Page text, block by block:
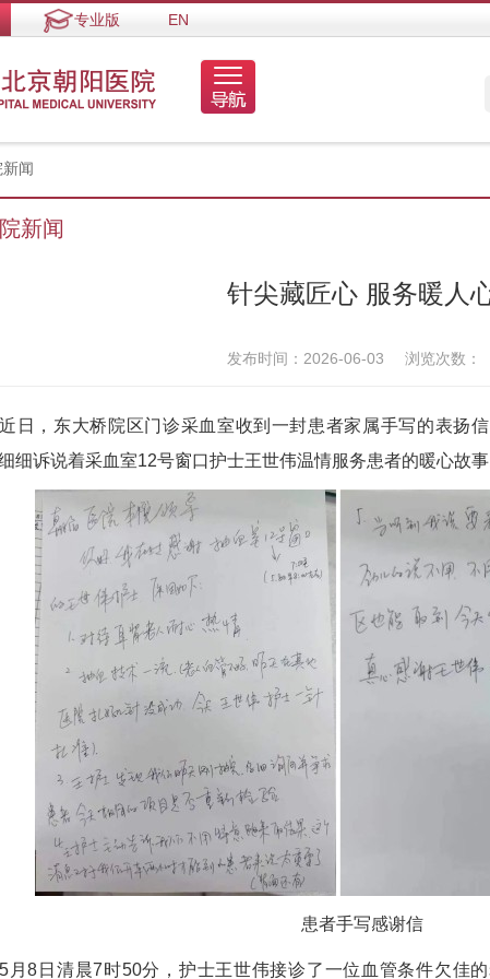
专业版 EN
闻
新闻
针尖藏匠心 服务暖人
发布时间：2026-06-03 浏览次数：
东大桥院区门诊采血室收到一封患者家属手写的表扬信
细诉说着采血室12号窗口护士王世伟温情服务患者的暖心故事
患者手写感谢信
清晨7时50分，护士王世伟接诊了一位血管条件欠佳的